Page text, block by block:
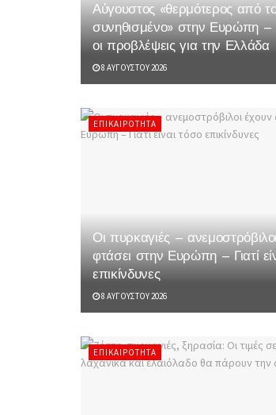
Αύγουστος «θερμότερος από
συνηθισμένο» στην Ευρώπη –
οι προβλέψεις για την Ελλάδα
8 ΑΥΓΟΎΣΤΟΥ 2026
ΕΠΙΚΑΙΡΌΤΗΤΑ
Οι πυρκαγιές –
φτάσει στην Ευρώπη – Γιατί
επικίνδυνες
8 ΑΥΓΟΎΣΤΟΥ 2026
ΕΠΙΚΑΙΡΌΤΗΤΑ